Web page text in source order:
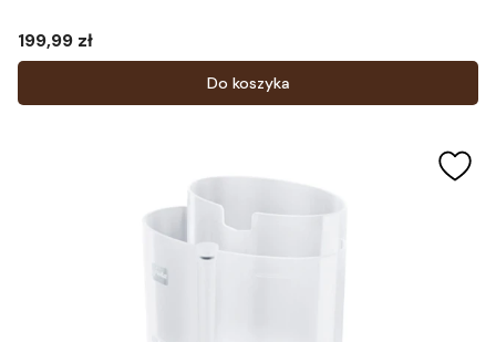
Cena
199,99 zł
Do koszyka